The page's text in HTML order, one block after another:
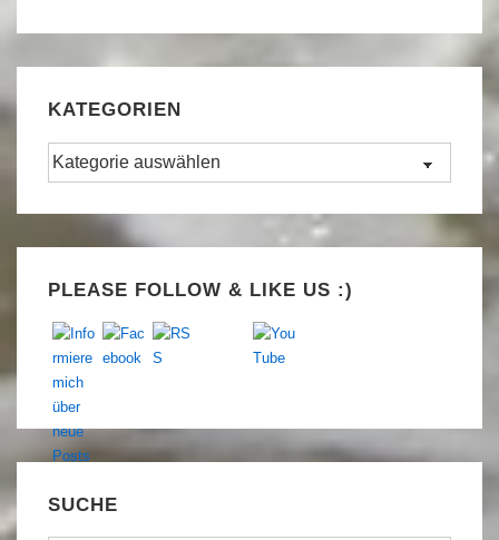
KATEGORIEN
Kategorien
PLEASE FOLLOW & LIKE US :)
SUCHE